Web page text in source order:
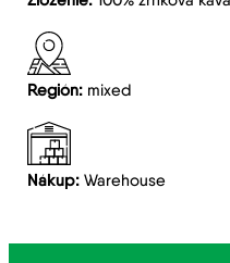
Región: mixed
Nákup:Warehouse